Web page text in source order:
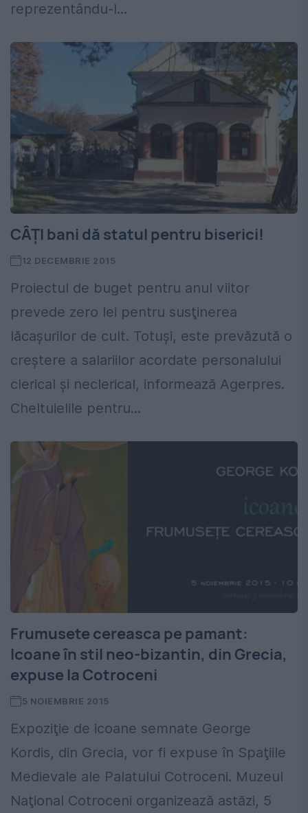
reprezentându-l...
CÂȚI bani dă statul pentru biserici!
12 DECEMBRIE 2015
Proiectul de buget pentru anul viitor
prevede zero lei pentru susţinerea
lăcaşurilor de cult. Totuși, este prevăzută o
creştere a salariilor acordate personalului
clerical şi neclerical, informează Agerpres.
Cheltuielile pentru...
Frumusete cereasca pe pamant:
Icoane în stil neo-bizantin, din Grecia,
expuse la Cotroceni
5 NOIEMBRIE 2015
Expoziţie de icoane semnate George
Kordis, din Grecia, vor fi expuse în Spaţiile
Medievale ale Palatului Cotroceni. Muzeul
Naţional Cotroceni organizează astăzi, 5